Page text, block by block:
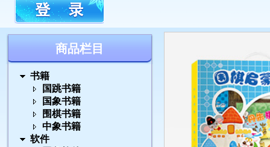
商品栏目
书籍
国跳书籍
国象书籍
围棋书籍
中象书籍
软件